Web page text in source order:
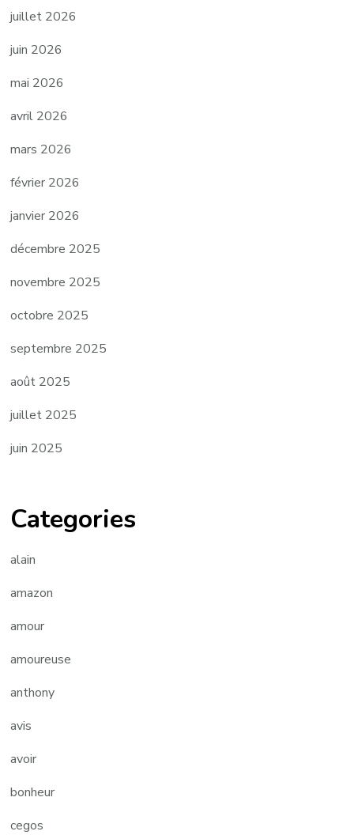
juillet 2026
juin 2026
mai 2026
avril 2026
mars 2026
février 2026
janvier 2026
décembre 2025
novembre 2025
octobre 2025
septembre 2025
août 2025
juillet 2025
juin 2025
Categories
alain
amazon
amour
amoureuse
anthony
avis
avoir
bonheur
cegos